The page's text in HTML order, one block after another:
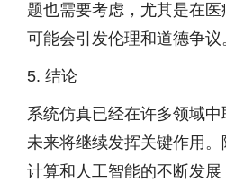
题也需要考虑，尤其是在
可能会引发伦理和道德争议
5. 结论
系统仿真已经在许多领域中
未来将继续发挥关键作用
计算和人工智能的不断发